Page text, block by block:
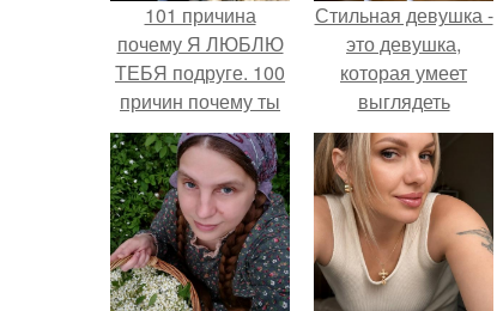
101 причина
почему Я ЛЮБЛЮ
ТЕБЯ подруге. 100
причин почему ты
моя лучшая
подруга.
Стильная девушка -
это девушка,
которая умеет
выглядеть
привлекательно и
элегантно в любои
ситуации.